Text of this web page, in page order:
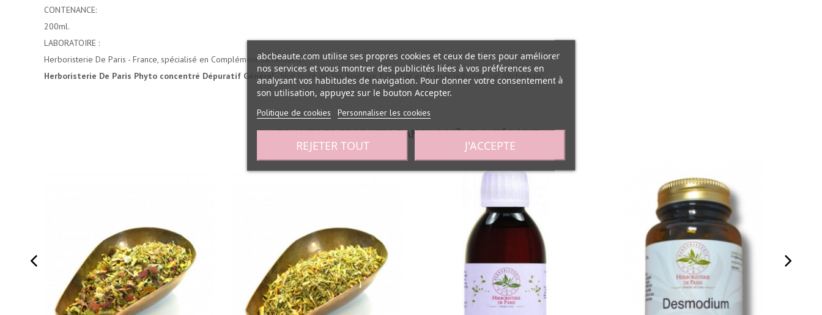
CONTENANCE:
200ml.
LABORATOIRE :
Herboristerie De Paris - France, spécialisé en Complément alimentaire.
Herboristerie De Paris Phyto concentré Dépuratif Général - Non testé sur les Animaux, Fabriqué en France présenté sur Abcbeauté.
30 AUTRES PRODUITS DANS LA MÊME CATÉGORIE :
abcbeaute.com utilise ses propres cookies et ceux de tiers pour améliorer
nos services et vous montrer des publicités liées à vos préférences en
analysant vos habitudes de navigation. Pour donner votre consentement à
son utilisation, appuyez sur le bouton Accepter.
Politique de cookies Personnaliser les cookies
REJETER TOUT J'ACCEPTE